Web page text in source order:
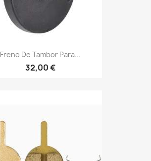
Freno De Tambor Para...
32,00 €